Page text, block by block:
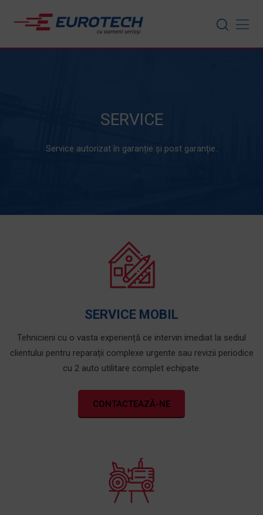
SERVICE
Service autorizat în garanție și post garanție.
SERVICE MOBIL
Tehnicieni cu o vasta experiență ce intervin imediat la sediul
clientului pentru reparații complexe urgente sau revizii periodice
cu 2 auto utilitare complet echipate.
CONTACTEAZĂ-NE